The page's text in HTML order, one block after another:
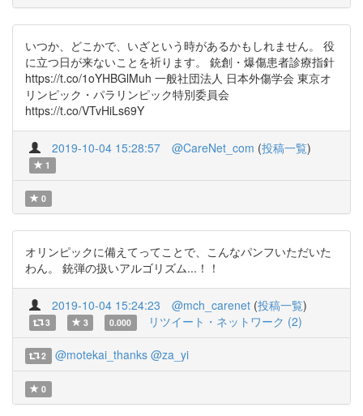
いつか、どこかで、いざという時があるかもしれません。 役
に立つ日が来ないことを祈ります。 銃創・爆傷患者診療指針
https://t.co/1oYHBGlMuh 一般社団法人 日本外傷学会 東京オ
リンピック・パラリンピック特別委員会
https://t.co/VTvHiLs69Y
2019-10-04 15:28:57 @CareNet_com (投稿一覧)
1
0
オリンピックに備えてってことで、こんなパンフいただいた
わん。 銃弾の扱いアルゴリズム...！！
2019-10-04 15:24:23 @mch_carenet (投稿一覧)
3 3 0.000 リツイート・ネットワーク (2)
2 @motekai_thanks @za_yi
0